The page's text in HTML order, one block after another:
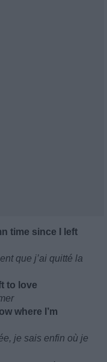
time since I left
que j’ai quitté la
to love
where I’m
je sais enfin où je